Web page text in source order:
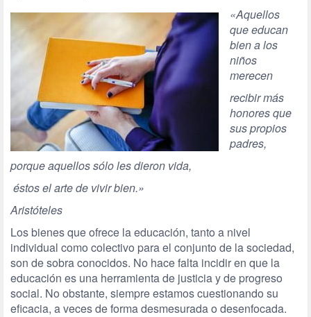
«Aquellos
que educan
bien a los
niños
merecen
recibir más
honores que
sus propios
padres,
porque aquellos sólo les dieron vida,
éstos el arte de vivir bien.»
Aristóteles
Los bienes que ofrece la educación, tanto a nivel
individual como colectivo para el conjunto de la sociedad,
son de sobra conocidos. No hace falta incidir en que la
educación es una herramienta de justicia y de progreso
social. No obstante, siempre estamos cuestionando su
eficacia, a veces de forma desmesurada o desenfocada.